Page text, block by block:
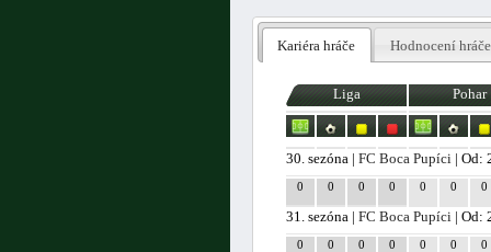
Kariéra hráče Hodnocení hráče
Liga Pohar
30. sezóna |FC Boca Pupíci | Od:
0 0 0 0 0 0 0
31. sezóna |FC Boca Pupíci | Od:
0 0 0 0 0 0 0